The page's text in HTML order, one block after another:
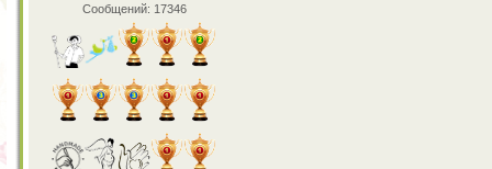
Сообщений: 17346